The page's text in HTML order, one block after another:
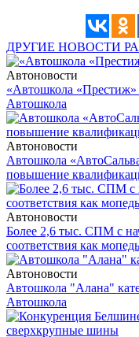
ДРУГИЕ НОВОСТИ
Автоновости
«Автошкола «Престиж»
Автошкола
Автоновости
Автошкола
повышение
Автоновости
Более 2,6 тыс. СПМ с
соответствия как
Автоновости
Автошкола "Алана"
Автошкола